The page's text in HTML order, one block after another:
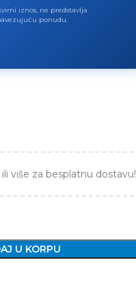
iznos, ne predstavlja
ponudu.
ili više za besplatnu dostavu!
U KORPU